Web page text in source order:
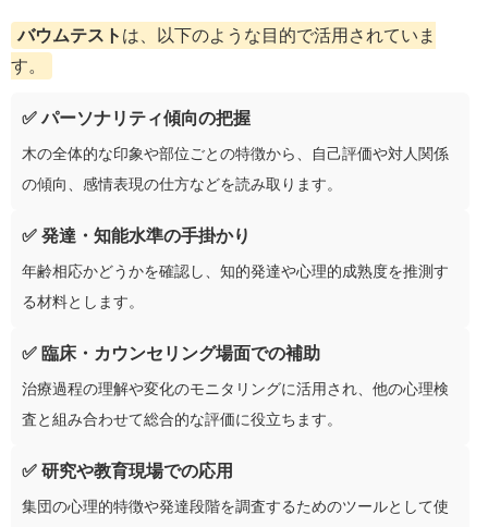
バウムテスト は、以下のような目的で活用されていま
す。
✅ パーソナリティ傾向の把握
木の全体的な印象や部位ごとの特徴から、自己評価や対人関係
の傾向、感情表現の仕方などを読み取ります。
✅ 発達・知能水準の手掛かり
年齢相応かどうかを確認し、知的発達や心理的成熟度を推測す
る材料とします。
✅ 臨床・カウンセリング場面での補助
治療過程の理解や変化のモニタリングに活用され、他の心理検
査と組み合わせて総合的な評価に役立ちます。
✅ 研究や教育現場での応用
集団の心理的特徴や発達段階を調査するためのツールとして使